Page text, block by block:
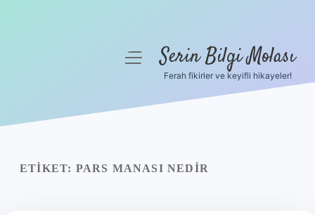
Yasal Uyarı
menüyüSerin Bilgi Molası
Ferah fikirler ve keyifli hikayeler!
ETIKET: PARS MANASI NEDIR